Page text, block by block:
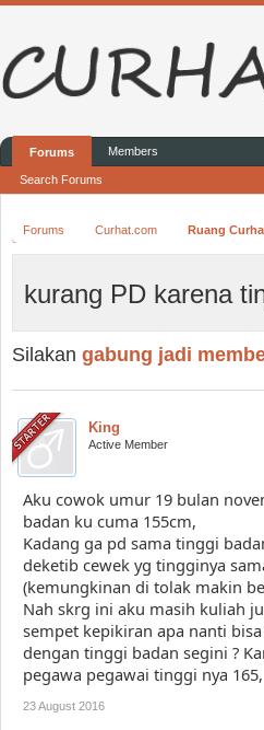
Forums Curhat.com Ruang
kurang PD karena
Silakan gabung jadi
King
Active Member
Aku cowok umur 19 bulan
badan ku cuma 155cm,
Kadang ga pd sama tinggi
deketib cewek yg tingginya
(kemungkinan di tolak makin
Nah skrg ini aku masih kuliah
sempet kepikiran apa nanti
dengan tinggi badan segini ?
pegawa pegawai tinggi nya 165,
23 August 2016
Forums
Search Forums
Members